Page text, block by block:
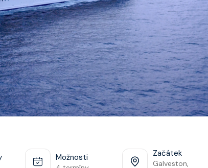
Možnosti Začátek
Galveston,